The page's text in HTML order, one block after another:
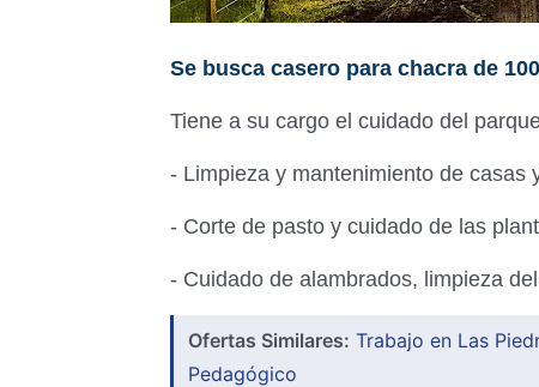
Se busca casero para chacra de
Tiene a su cargo el cuidado del
- Limpieza y mantenimiento de casas
- Corte de pasto y cuidado de las
- Cuidado de alambrados, limpieza
Ofertas Similares: Trabajo en Las
Pedagógico